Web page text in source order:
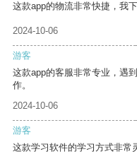
这款app的物流非常快捷，我
2024-10-06
游客
这款app的客服非常专业，遇
作。
2024-10-06
游客
这款学习软件的学习方式非常